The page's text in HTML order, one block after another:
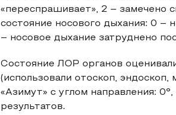
«переспрашивает», 2 – замечено
состояние носового дыхания: 0 –
– носовое дыхание затруднено
Состояние ЛОР органов
(использовали отоскоп, эндоскоп,
«Азимут» с углом направления:
результатов.